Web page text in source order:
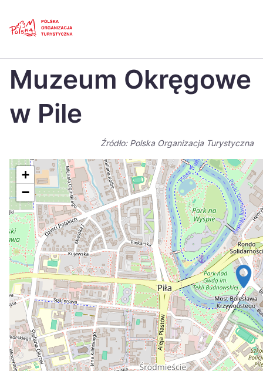
Polski
Dansk
Italiano
Nederlands 日本
Português
Suomi
Україна
Zamknij
Muzeum Okręgowe
w Pile
Źródło: Polska Organizacja Turystyczna
+
−